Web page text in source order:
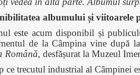
albumului și viitoarele
este acum disponibil și
de la Câmpina vine după
Română, desfășurat la Muzeul
ce trecutul industrial al Câmpinei